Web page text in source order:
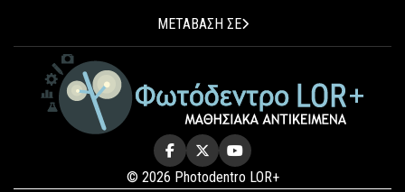
ΜΕΤΑΒΑΣΗ ΣΕ
© 2026 Photodentro LOR+